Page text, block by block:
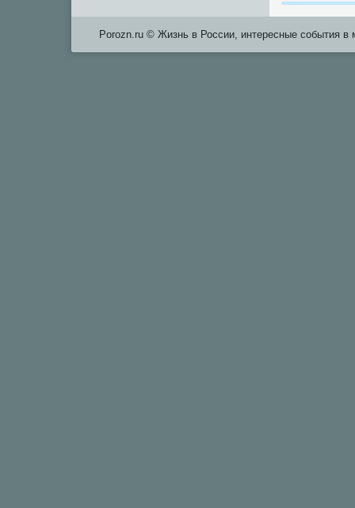
Porozn.ru © Жизнь в России, интересные события в